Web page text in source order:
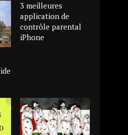
3 meilleures
application de
contrôle parental
iPhone